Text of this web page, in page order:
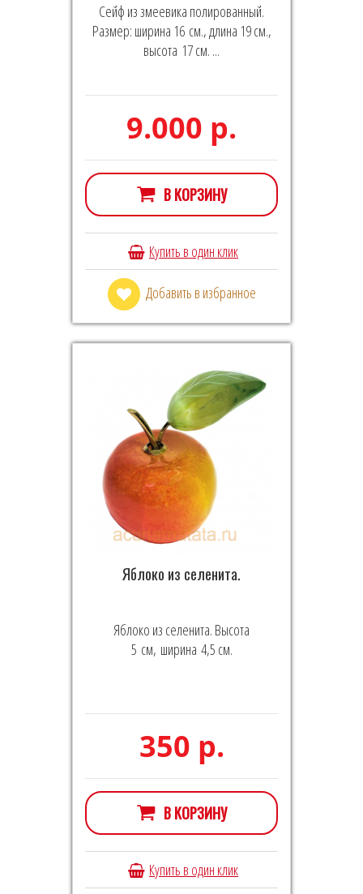
Сейф из змеевика полированный.
Размер: ширина 16 см., длина 19 см.,
высота 17 см. ...
9.000 р.
В КОРЗИНУ
Купить в один клик
Добавить в избранное
Яблоко из селенита.
Яблоко из селенита. Высота
5 см, ширина 4,5 см.
350 р.
В КОРЗИНУ
Купить в один клик